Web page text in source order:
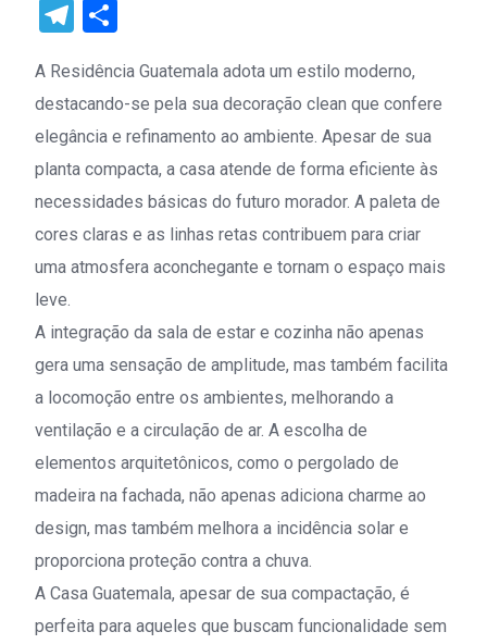
Link
Telegram
A Residência Guatemala adota um estilo moderno,
destacando-se pela sua decoração clean que confere
elegância e refinamento ao ambiente. Apesar de sua
planta compacta, a casa atende de forma eficiente às
necessidades básicas do futuro morador. A paleta de
cores claras e as linhas retas contribuem para criar
uma atmosfera aconchegante e tornam o espaço mais
leve.
A integração da sala de estar e cozinha não apenas
gera uma sensação de amplitude, mas também facilita
a locomoção entre os ambientes, melhorando a
ventilação e a circulação de ar. A escolha de
elementos arquitetônicos, como o pergolado de
madeira na fachada, não apenas adiciona charme ao
design, mas também melhora a incidência solar e
proporciona proteção contra a chuva.
A Casa Guatemala, apesar de sua compactação, é
perfeita para aqueles que buscam funcionalidade sem